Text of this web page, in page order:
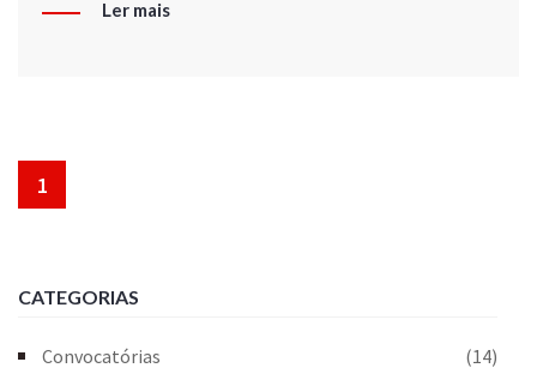
Ler mais
1
CATEGORIAS
Convocatórias
(14)